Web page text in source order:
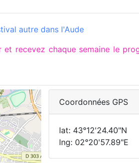
autre dans l'Aude
recevez chaque semaine le
Coordonnées GPS
lat: 43°12'24.40"N
lng: 02°20'57.89"E